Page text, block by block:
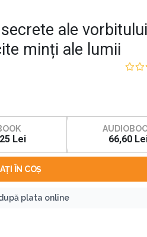
ale
minți ale lumii
Lei 66,60
ÎN COȘ
plata online